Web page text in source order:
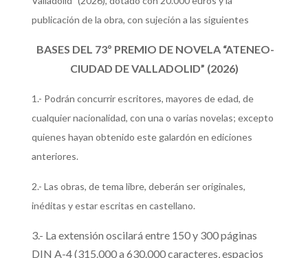
publicación de la obra, con sujeción a las siguientes
BASES DEL 73º PREMIO DE NOVELA “ATENEO-
CIUDAD DE VALLADOLID” (2026)
1.- Podrán concurrir escritores, mayores de edad, de
cualquier nacionalidad, con una o varias novelas; excepto
quienes hayan obtenido este galardón en ediciones
anteriores.
2.- Las obras, de tema libre, deberán ser originales,
inéditas y estar escritas en castellano.
3.- La extensión oscilará entre 150 y 300 páginas
DIN A-4 (315.000 a 630.000 caracteres, espacios